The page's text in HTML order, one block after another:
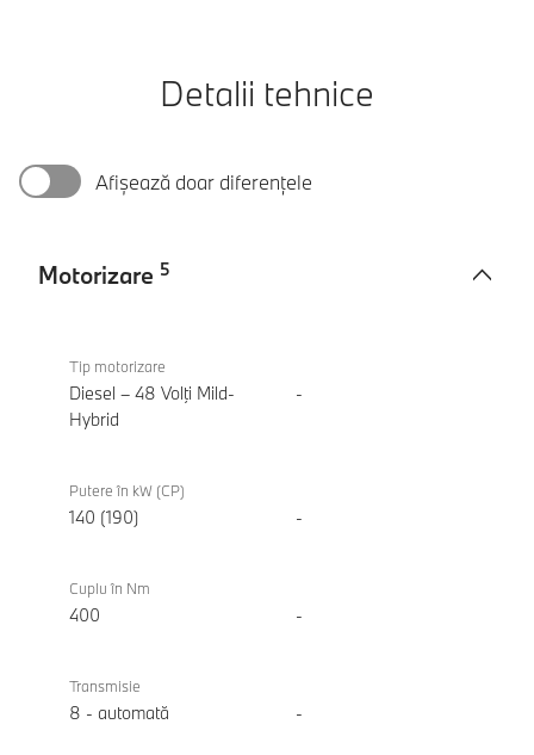
Detalii tehnice
Afișează doar diferențele
Motorizare 5
420d
Gran
Coupe
Tip motorizare
Diesel – 48 Volţi Mild-
Hybrid
-
Putere în kW (CP)
140 (190) -
Cuplu în Nm
400 -
Transmisie
8 - automată -